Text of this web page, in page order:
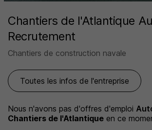
Chantiers de l'Atlantique
Recrutement
Chantiers de construction navale
Toutes les infos de l'entreprise
Nous n'avons pas d'offres d'emploi
Chantiers de l'Atlantique en ce